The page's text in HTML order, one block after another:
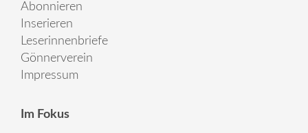
Abonnieren
Inserieren
Leserinnenbriefe
Gönnerverein
Impressum
Im Fokus